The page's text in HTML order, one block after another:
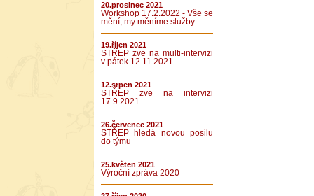
20.prosinec 2021
Workshop 17.2.2022 - Vše se
mění, my měníme služby
19.říjen 2021
STŘEP zve na multi-intervizi
v pátek 12.11.2021
12.srpen 2021
STŘEP zve na intervizi
17.9.2021
26.červenec 2021
STŘEP hledá novou posilu
do týmu
25.květen 2021
Výroční zpráva 2020